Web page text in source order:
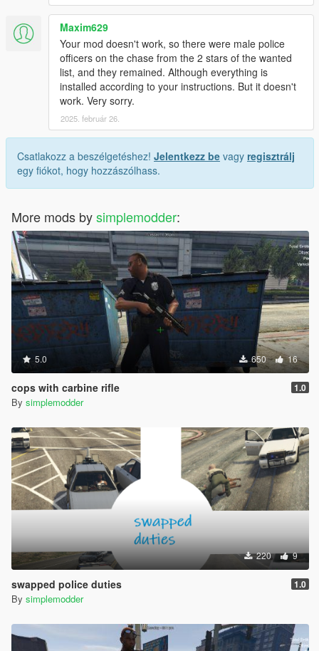
Maxim629
Your mod doesn't work, so there were male police
officers on the chase from the 2 stars of the wanted
list, and they remained. Although everything is
installed according to your instructions. But it doesn't
work. Very sorry.
2025. február 26.
Csatlakozz a beszélgetéshez! Jelentkezz be vagy regisztrálj
egy fiókot, hogy hozzászólhass.
More mods bysimplemodder:
5.0 650 16
cops with carbine rifle 1.0
By simplemodder
220 9
swapped police duties 1.0
By simplemodder